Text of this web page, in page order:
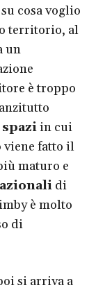
su cosa voglio
territorio, al
un
è troppo
in cui
viene fatto il
maturo e
di
è molto
di
si arriva a